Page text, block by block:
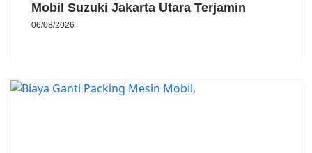
Mobil Suzuki Jakarta Utara Terjamin
06/08/2026